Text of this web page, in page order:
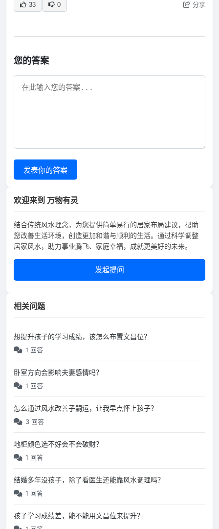
33 0 分享
您的答案
发表你的答案
欢迎来到 万物有灵
结合传统风水理念，为您提供简单易行的居家布局建议，帮助
您改善生活环境，创造更加和谐与顺利的生活。通过科学调整
居家风水，助力事业腾飞、家庭幸福，成就更美好的未来。
发起提问
相关问题
想提升孩子的学习成绩，该怎么布置文昌位？
1 回答
卧室方向会影响夫妻感情吗？
1 回答
怎么通过风水改善子嗣运，让我早点怀上孩子？
3 回答
地柜颜色选不好会不会破财？
1 回答
结婚多年没孩子，除了看医生还能靠风水调理吗？
1 回答
孩子学习成绩差，能不能用文昌位来提升？